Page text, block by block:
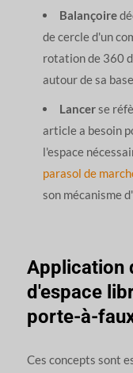
Balançoire
de cercle d'un
rotation de 360
autour de sa
Lancerse
article a besoin
l'espace
parasol de
son mécanisme
Application
d'espace
porte-à-
Ces concepts sont